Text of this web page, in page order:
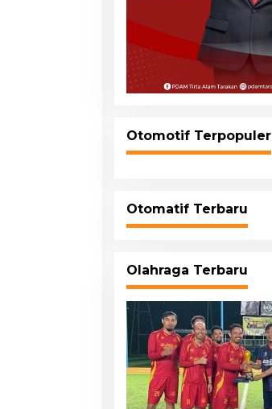
Otomotif Terpopuler
Otomatif Terbaru
Olahraga Terbaru